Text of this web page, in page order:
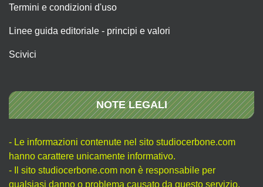
Termini e condizioni d'uso
Linee guida editoriale - principi e valori
Scivici
NOTE LEGALI
- Le informazioni contenute nel sito studiocerbone.com
hanno carattere unicamente informativo.
- Il sito studiocerbone.com non è responsabile per
qualsiasi danno o problema causato da questo servizio.